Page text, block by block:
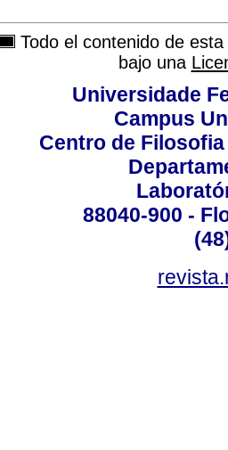
Todo el contenido de
bajo una
Universidade
Campus
Centro de
88040-900 -